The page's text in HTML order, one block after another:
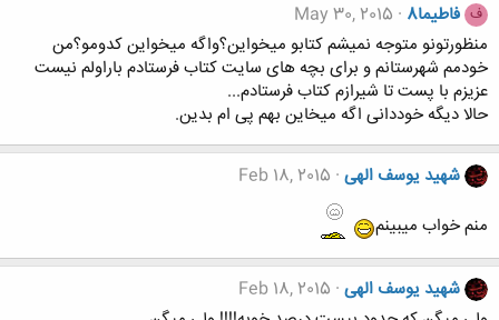
ف فاطیما8
May 30, 2015
منظورتونو متوجه نمیشم کتابو میخواین؟واگه میخواین کدومو؟من
خودمم شهرستانم و برای بچه های سایت کتاب فرستادم باراولم نیست
عزیزم با پست تا شیرازم کتاب فرستادم...
حالا دیگه خوددانی اگه میخاین بهم پی ام بدین.
شهید یوسف الهی Feb 18, 2015
منم خواب میبینم
شهید یوسف الهی Feb 18, 2015